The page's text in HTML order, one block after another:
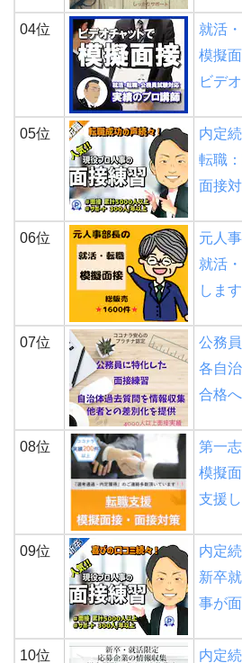
04位
就活
模擬
ビデ
05位
内定
転職
面接
06位
元人
就活
します
07位
公務
各自
合格
08位
第一
模擬
支援
09位
内定
新卒
事が
10位
内定